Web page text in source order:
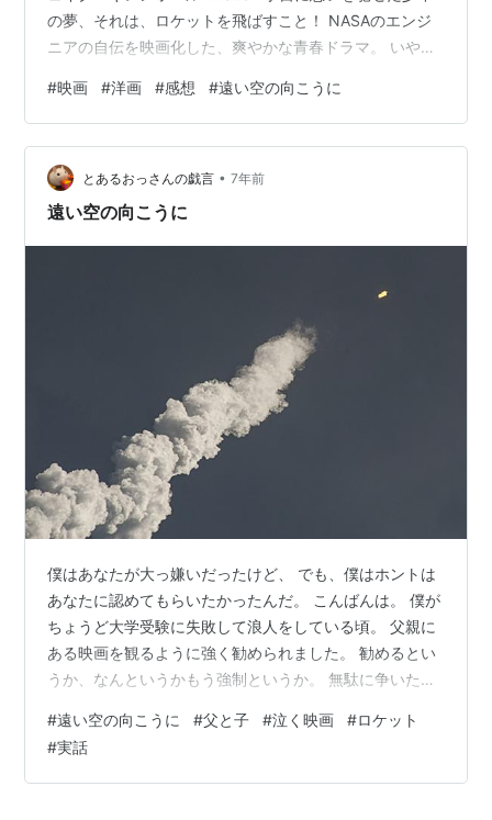
の夢、それは、ロケットを飛ばすこと！ NASAのエンジ
ニアの自伝を映画化した、爽やかな青春ドラマ。 いや
薦めコーナーのところにあって、ロケットボーイズを描
いてる作品だし、 ちょっとだけ調べたらやたら評判良さ
そうだったんで借りて観たら、これが大正解。 青春映画
として、親子物として、師弟物語として、 いずれをとっ
ても一級品の、本当に素晴らしい作品。 本作のプロデュ
#映画 #洋画 #感想 #遠い空の向こうに
とあるおっさんの戯言 • 7年前
遠い空の向こうに
僕はあなたが大っ嫌いだったけど、 でも、僕はホントは
あなたに認めてもらいたかったんだ。 こんばんは。 僕が
ちょうど大学受験に失敗して浪人をしている頃。 父親に
ある映画を観るように強く勧められました。 勧めるとい
うか、なんというかもう強制というか。 無駄に争いたく
ことにしたわけです。 「遠い空の向こうに」 元NASAの
技術者であるホーマー・ヒッカム・Jrの自叙伝を元に製
作された映画です。 アメリカ合衆国ヴァージニア州の炭
#遠い空の向こうに #父と子 #泣く映画 #ロケット
#実話